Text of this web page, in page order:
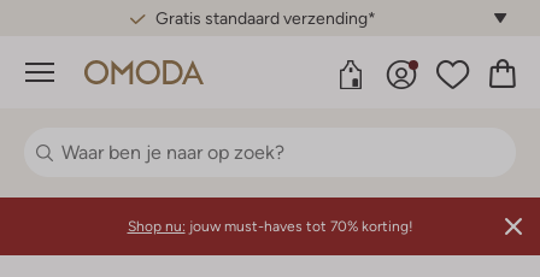
Gratis standaard verzending*
Menu
Shop nu: jouw must-haves tot 70% korting!